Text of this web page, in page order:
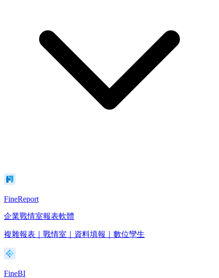
FineReport
企業戰情室報表軟體
複雜報表｜戰情室｜資料填報｜數位孿生
FineBI